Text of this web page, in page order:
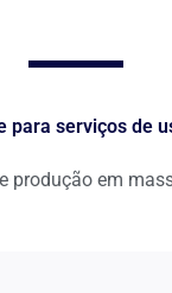
para serviços de
em